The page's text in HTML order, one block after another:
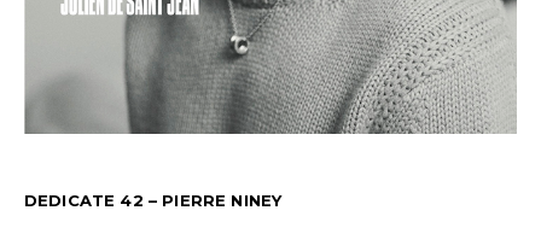
DEDICATE 42 – PIERRE NINEY